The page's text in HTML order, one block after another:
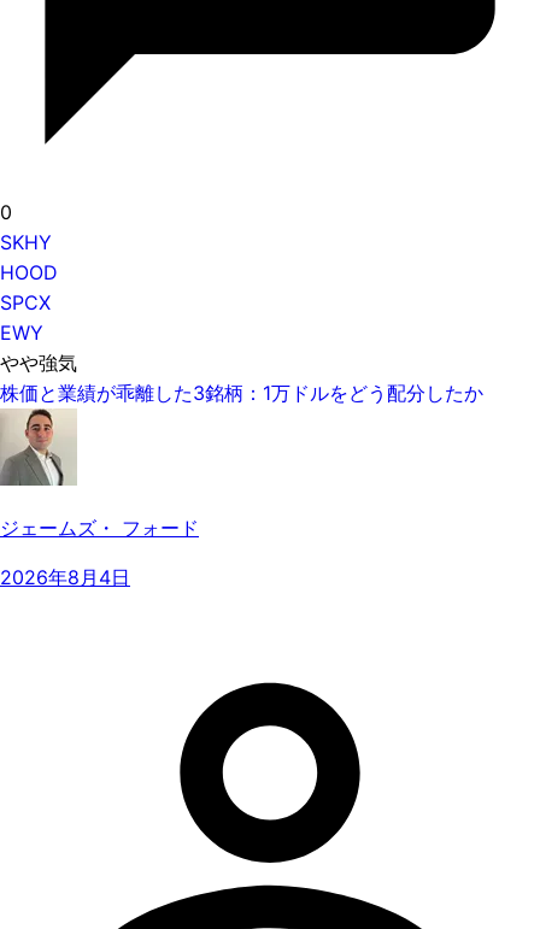
0
SKHY
HOOD
SPCX
EWY
やや強気
株価と業績が乖離した3銘柄：1万ドルをどう配分したか
ジェームズ・ フォード
2026年8月4日